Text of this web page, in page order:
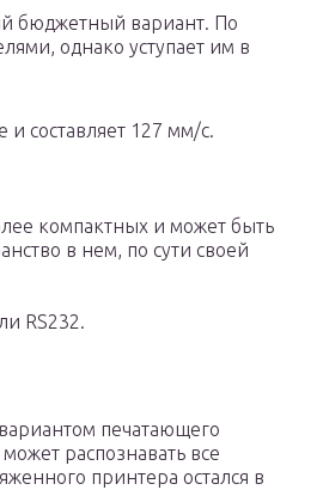
бюджетный вариант. По
однако уступает им в
и составляет 127 мм/с.
компактных и может быть
в нем, по сути своей
RS232.
печатающего
распознавать все
принтера остался в